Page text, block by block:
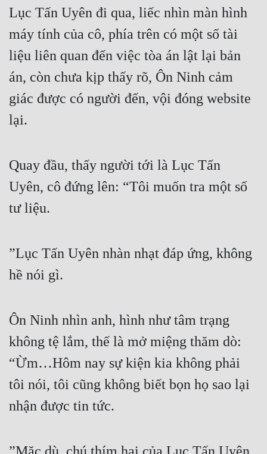
Dị Năng
Gia Đấu
Góc Nhìn Nam
Góc Nhìn Nữ
Huyền Huyễn
Huyền Nghi
Hệ Thống
Khoa Huyễn
Khoa Huyễn Không Gian
Kiếm Hiệp
Kỳ Huyễn
Kỳ Ảo
Linh Dị
Làm Giàu
Lục Tấn Uyên đi qua, liếc nhìn màn hình
máy tính của cô, phía trên có một số tài
liệu liên quan đến việc tòa án lật lại bản
án, còn chưa kịp thấy rõ, Ôn Ninh cảm
giác được có người đến, vội đóng website
lại.
Quay đầu, thấy người tới là Lục Tấn
Uyên, cô đứng lên: “Tôi muốn tra một số
tư liệu.
”Lục Tấn Uyên nhàn nhạt đáp ứng, không
hề nói gì.
Ôn Ninh nhìn anh, hình như tâm trạng
không tệ lắm, thế là mở miệng thăm dò:
“Ừm…Hôm nay sự kiện kia không phải
tôi nói, tôi cũng không biết bọn họ sao lại
nhận được tin tức.